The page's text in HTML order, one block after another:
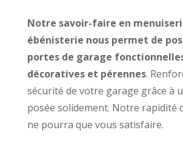
Notre savoir-faire en
ébénisterie nous permet de
portes de garage
décoratives et pérennes.
sécurité de votre garage grâce à
posée solidement. Notre rapidité
ne pourra que vous satisfaire.